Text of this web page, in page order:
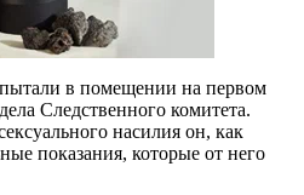
в помещении на первом
Следственного комитета.
насилия он, как
показания, которые от него